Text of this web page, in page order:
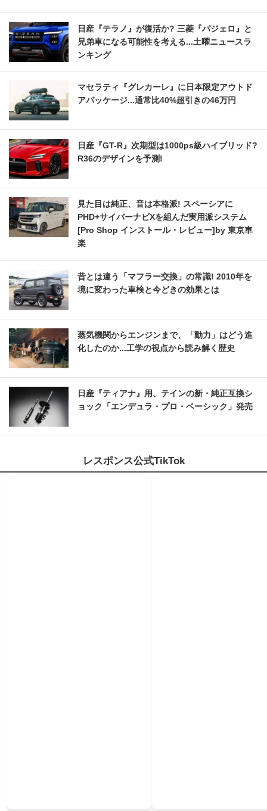
日産『テラノ』が復活か? 三菱『パジェロ』と
兄弟車になる可能性を考える...土曜ニュースラ
ンキング
マセラティ『グレカーレ』に日本限定アウトド
アパッケージ...通常比40%超引きの46万円
日産『GT-R』次期型は1000ps級ハイブリッド?
R36のデザインを予測!
見た目は純正、音は本格派! スペーシアに
PHD+サイバーナビXを組んだ実用派システム
[Pro Shop インストール・レビュー]by 東京車
楽
昔とは違う「マフラー交換」の常識! 2010年を
境に変わった車検と今どきの効果とは
蒸気機関からエンジンまで、「動力」はどう進
化したのか...工学の視点から読み解く歴史
日産『ティアナ』用、テインの新・純正互換シ
ョック「エンデュラ・プロ・ベーシック」発売
レスポンス公式TikTok